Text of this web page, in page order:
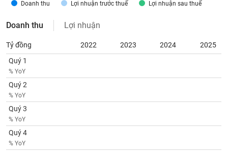
Doanh thu Lợi nhuận trước thuế Lợi nhuận sau thuế
Doanh thu Lợi nhuận
Tỷ đồng 2022 2023 2024
2025
Quý 1
% YoY
Quý 2
% YoY
Quý 3
% YoY
Quý 4
% YoY
Tất cả Cổ phiếu Chỉ số Chứng chỉ quỹ Chứng
Lãnh
(-)
Tất cả
Tin
tức
(-)
Bài
viết